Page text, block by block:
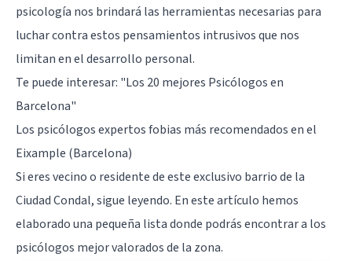
psicología nos brindará las herramientas necesarias para
luchar contra estos pensamientos intrusivos que nos
limitan en el desarrollo personal.
Te puede interesar: "Los 20 mejores Psicólogos en
Barcelona"
Los psicólogos expertos fobias más recomendados en el
Eixample (Barcelona)
Si eres vecino o residente de este exclusivo barrio de la
Ciudad Condal, sigue leyendo. En este artículo hemos
elaborado una pequeña lista donde podrás encontrar a los
psicólogos mejor valorados de la zona.